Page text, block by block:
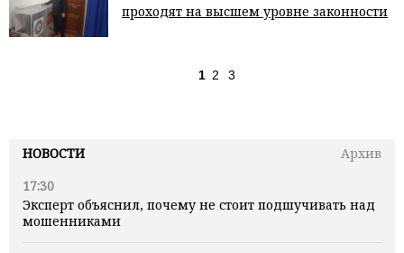
НОВОСТИ
Архив
17:30
Эксперт объяснил, почему не стоит подшучивать над
мошенниками
проходят на высшем уровне законности
1 2 3